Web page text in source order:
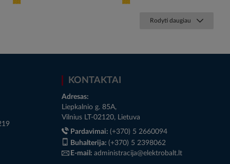
Rodyti daugiau
KONTAKTAI
Adresas:
Liepkalnio g. 85A,
Vilnius LT-02120, Lietuva
Pardavimai: (+370) 5 2660094
Buhalterija: (+370) 5 2398062
E-mail: administracija@elektrobalt.lt